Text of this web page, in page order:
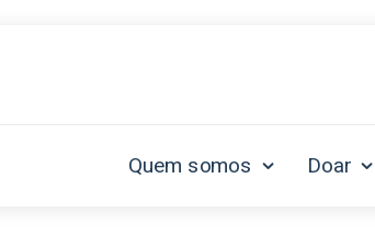
Quem somos Doar